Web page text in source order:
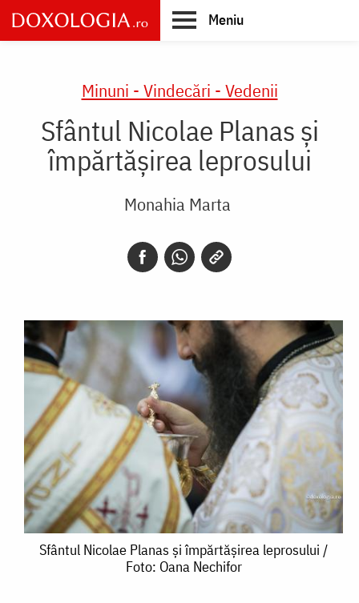
Skip
to
main
Meniu
Minuni - Vindecări - Vedenii
Sfântul Nicolae Planas și
împărtășirea leprosului
Monahia Marta
Sfântul
Sfântul Nicolae Planas și împărtășirea leprosului /
Foto: Oana Nechifor